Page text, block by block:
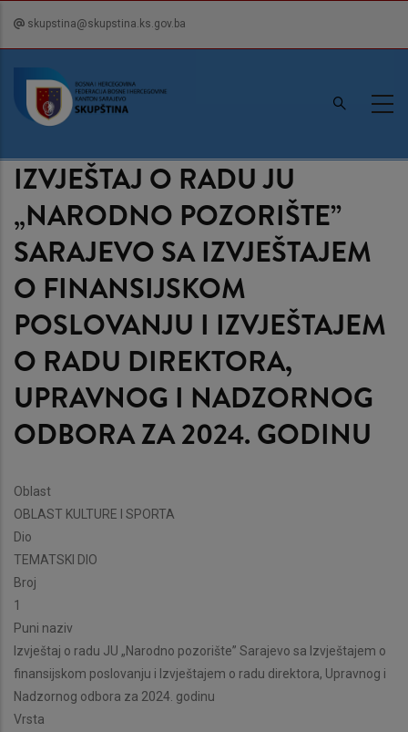
content
skupstina@skupstina.ks.gov.ba
IZVJEŠTAJ O RADU JU
„NARODNO POZORIŠTE”
SARAJEVO SA IZVJEŠTAJEM
O FINANSIJSKOM
POSLOVANJU I IZVJEŠTAJEM
O RADU DIREKTORA,
UPRAVNOG I NADZORNOG
ODBORA ZA 2024. GODINU
Oblast
OBLAST KULTURE I SPORTA
Dio
TEMATSKI DIO
Broj
1
Puni naziv
Izvještaj o radu JU „Narodno pozorište” Sarajevo sa Izvještajem o
finansijskom poslovanju i Izvještajem o radu direktora, Upravnog i
Nadzornog odbora za 2024. godinu
Vrsta